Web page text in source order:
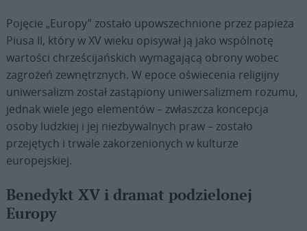
Pojęcie „Europy” zostało upowszechnione przez papieża
Piusa II, który w XV wieku opisywał ją jako wspólnotę
wartości chrześcijańskich wymagającą obrony wobec
zagrożeń zewnętrznych. W epoce oświecenia religijny
uniwersalizm został zastąpiony uniwersalizmem rozumu,
jednak wiele jego elementów – zwłaszcza koncepcja
osoby ludzkiej i jej niezbywalnych praw – zostało
przejętych i trwale zakorzenionych w kulturze
europejskiej.
Benedykt XV i dramat podzielonej
Europy